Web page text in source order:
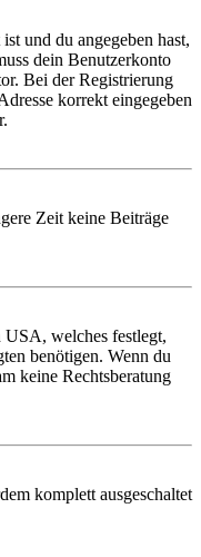
und du angegeben hast,
dein Benutzerkonto
Bei der Registrierung
korrekt eingegeben
Zeit keine Beiträge
welches festlegt,
benötigen. Wenn du
keine Rechtsberatung
komplett ausgeschaltet